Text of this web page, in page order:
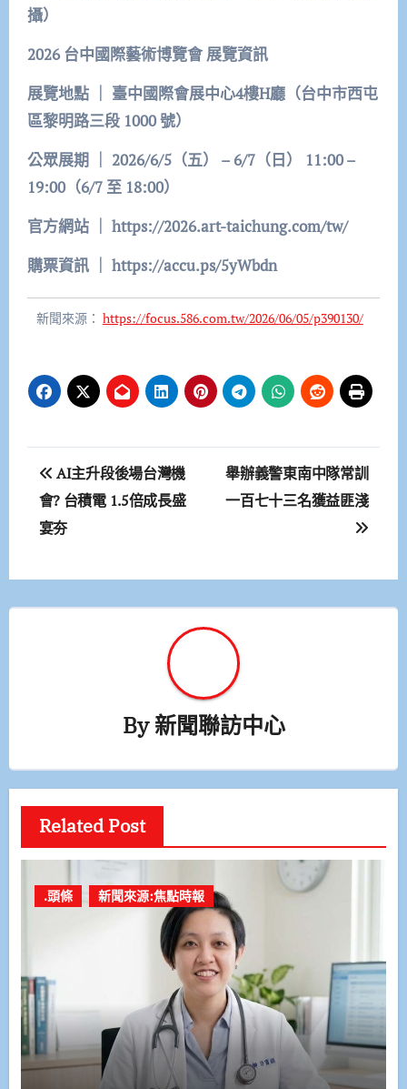
攝）
2026台中國際藝術博覽會展覽資訊
展覽地點
臺中國際會展中心4樓H廳（台中市西屯
區黎明路三段 1000號）
公眾展期
｜ 2026/6/5（五） – 6/7（日） 11:00 –
19:00（6/7 至 18:00）
官方網站
｜ https://2026.art-taichung.com/tw/
購票資訊
｜ https://accu.ps/5yWbdn
新聞來源： https://focus.586.com.tw/2026/06/05/p390130/
文
章
導
覽
AI主升段後場台灣機
會? 台積電 1.5倍成長盛
宴夯
舉辦義警東南中隊常訓
一百七十三名獲益匪淺
By新聞聯訪中心
Related Post
.頭條 新聞來源:焦點時報